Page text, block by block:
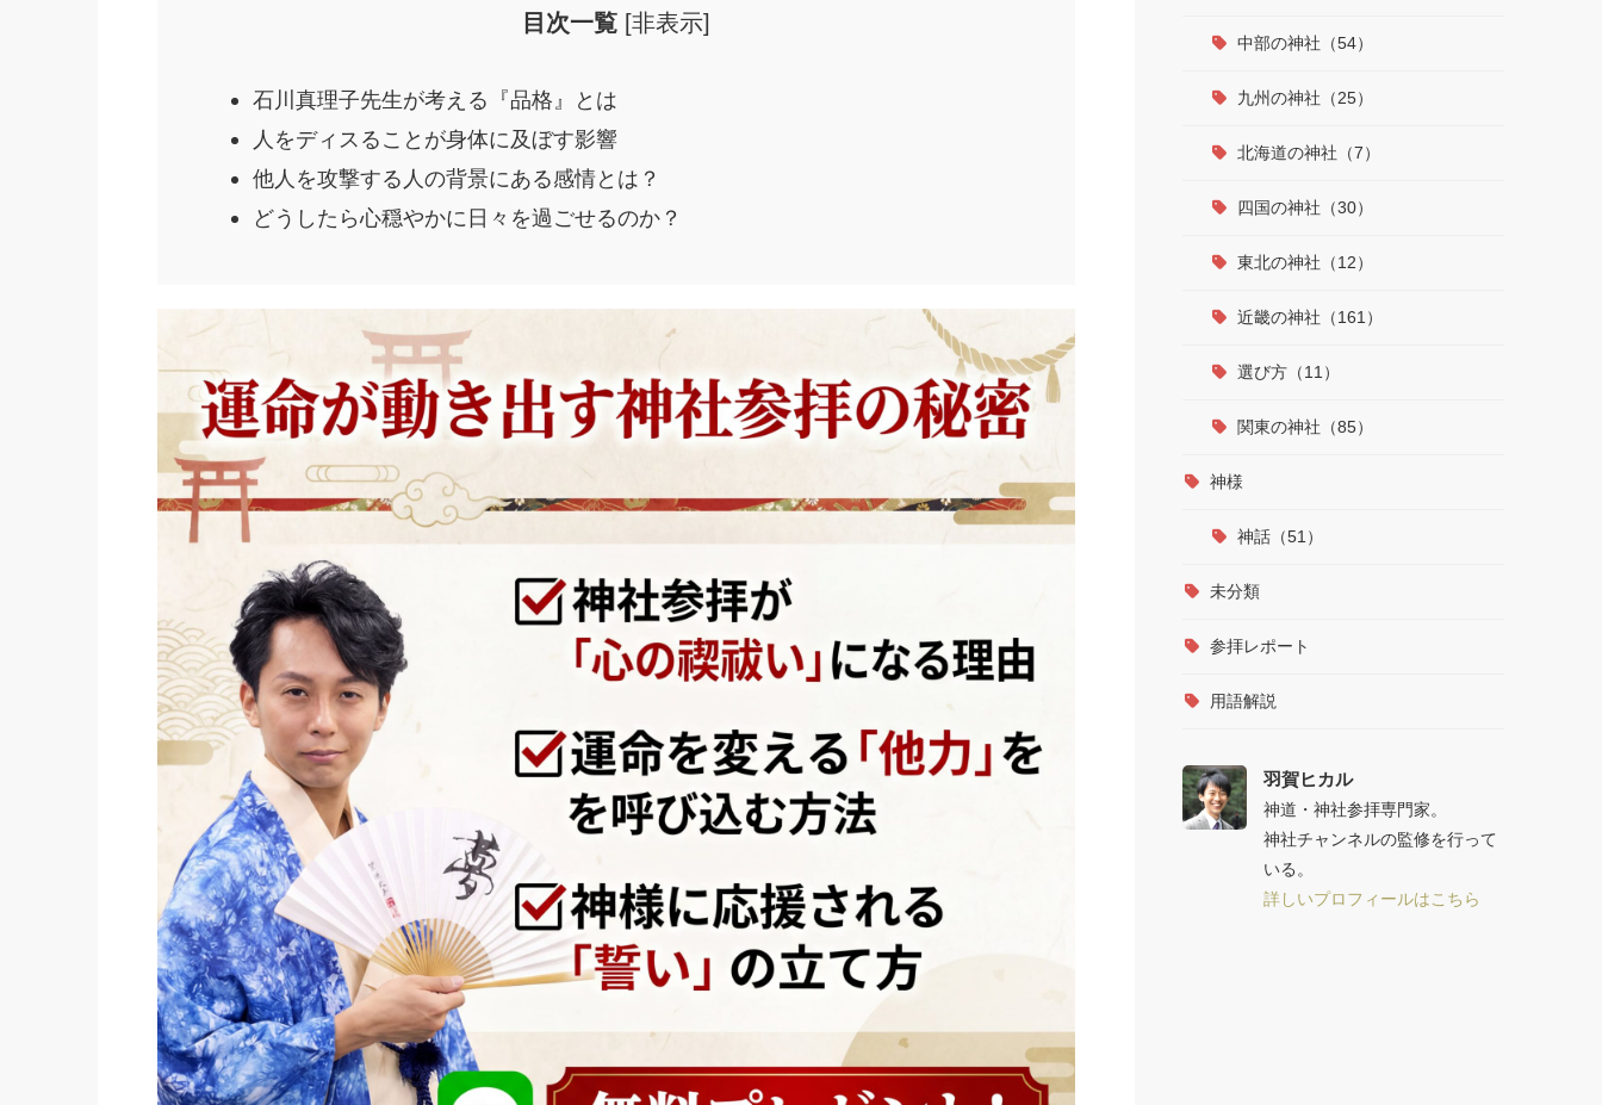
目次一覧 [非表示]
石川真理子先生が考える『品格』とは
人をディスることが身体に及ぼす影響
他人を攻撃する人の背景にある感情とは？
どうしたら心穏やかに日々を過ごせるのか？
中部の神社（54）
九州の神社（25）
北海道の神社（7）
四国の神社（30）
東北の神社（12）
近畿の神社（161）
選び方（11）
関東の神社（85）
神様
神話（51）
未分類
参拝レポート
用語解説
羽賀ヒカル
神道・神社参拝専門家。
神社チャンネルの監修を行って
いる。
詳しいプロフィールはこちら